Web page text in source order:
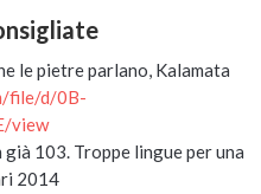
le pietre parlano, Kalamata
file/d/0B-
view
103. Troppe lingue per una
2014